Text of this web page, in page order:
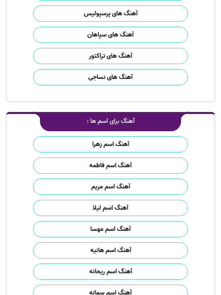
آهنگ های پرسپولیس
آهنگ های سپاهان
آهنگ های تراکتور
آهنگ های نساجی
آهنگ برای اسم ها :
آهنگ اسم زهرا
آهنگ اسم فاطمه
آهنگ اسم مریم
آهنگ اسم لیلا
آهنگ اسم مهسا
آهنگ اسم هانیه
آهنگ اسم ریحانه
آهنگ اسم سمانه